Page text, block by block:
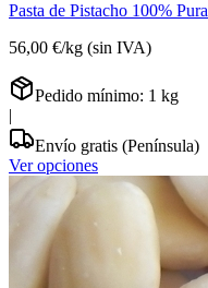
Pasta de Pistacho 100% Pura
56,00 €/kg (sin IVA)
Pedido mínimo: 1 kg
|
Envío gratis (Península)
Ver opciones